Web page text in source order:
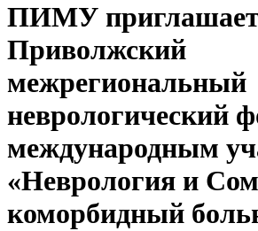
ПИМУ
Приволжский
межрегиональный
неврологический
международным
«Неврология и
коморбидный